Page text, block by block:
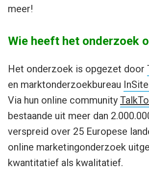
meer!
Wie heeft het onderzoek
Het onderzoek is opgezet door
en marktonderzoekbureau
Via hun online community
bestaande uit meer dan
verspreid over 25 Europese
online marketingonderzoek
kwantitatief als kwalitatief.